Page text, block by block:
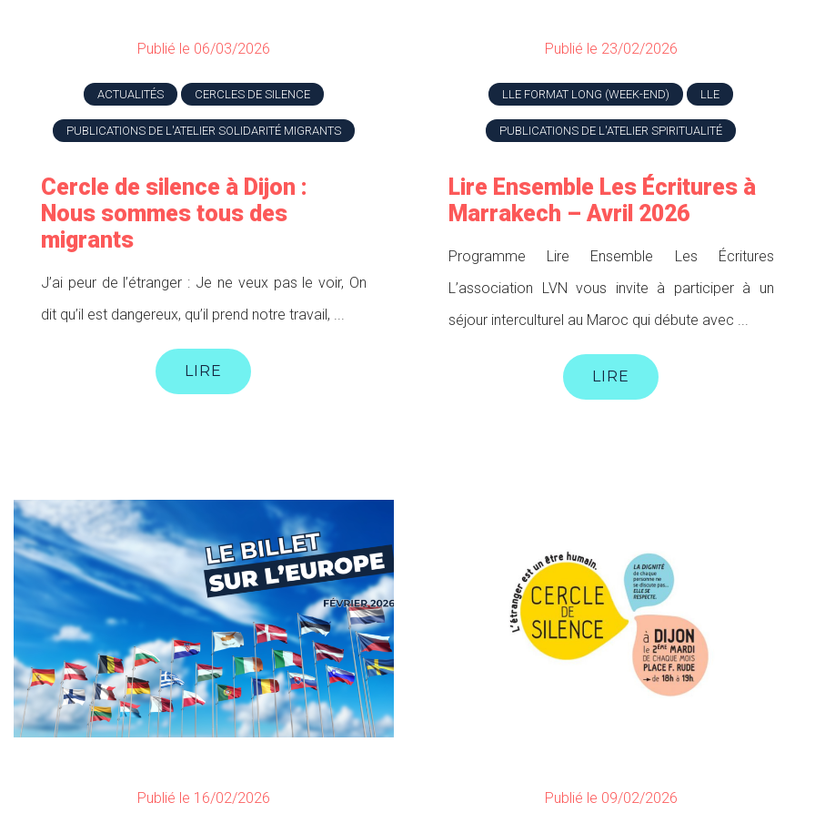
Publié le 06/03/2026
ACTUALITÉS CERCLES DE SILENCE
PUBLICATIONS DE L'ATELIER SOLIDARITÉ MIGRANTS
Cercle de silence à Dijon :
Nous sommes tous des
migrants
J’ai peur de l’étranger : Je ne veux pas le voir, On
dit qu’il est dangereux, qu’il prend notre travail, ...
LIRE
Publié le 23/02/2026
LLE FORMAT LONG (WEEK-END) LLE
PUBLICATIONS DE L'ATELIER SPIRITUALITÉ
Lire Ensemble Les Écritures à
Marrakech – Avril 2026
Programme Lire Ensemble Les Écritures
L’association LVN vous invite à participer à un
séjour interculturel au Maroc qui débute avec ...
LIRE
Publié le 16/02/2026 Publié le 09/02/2026